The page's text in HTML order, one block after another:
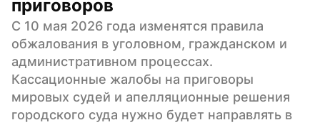
приговоров
С 10 мая 2026 года изменятся правила
обжалования в уголовном, гражданском и
административном процессах.
Кассационные жалобы на приговоры
мировых судей и апелляционные решения
городского суда нужно будет направлять в